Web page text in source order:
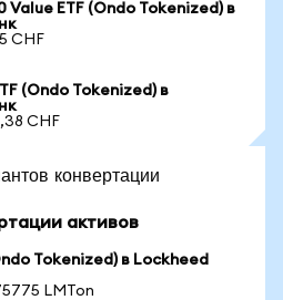
Value ETF (Ondo Tokenized) в
CHF
(Ondo Tokenized) в
CHF
конвертации
активов
Tokenized) в Lockheed
LMTon